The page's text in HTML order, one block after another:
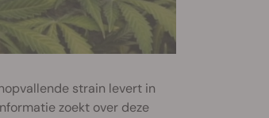
strain levert in
zoekt over deze